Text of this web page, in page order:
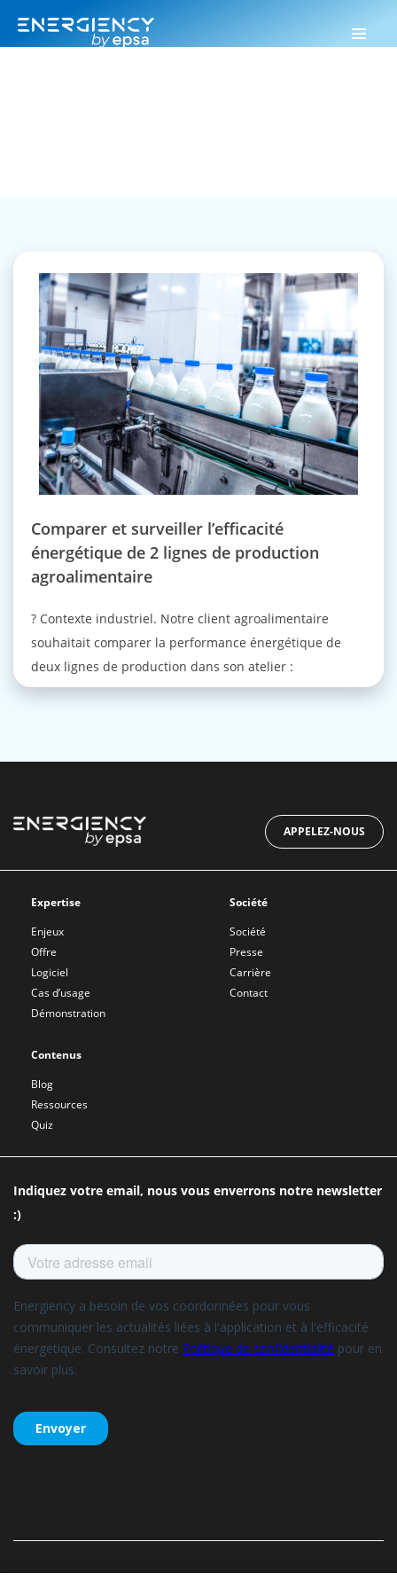
Comparer et surveiller l’efficacité
énergétique de 2 lignes de production
agroalimentaire
? Contexte industriel. Notre client agroalimentaire
souhaitait comparer la performance énergétique de
deux lignes de production dans son atelier :
APPELEZ-NOUS
Expertise
Enjeux
Offre
Logiciel
Cas d’usage
Démonstration
Société
Société
Presse
Carrière
Contact
Contenus
Blog
Ressources
Quiz
Indiquez votre email, nous vous enverrons notre newsletter
:)
Energiency, tous droits réservés –